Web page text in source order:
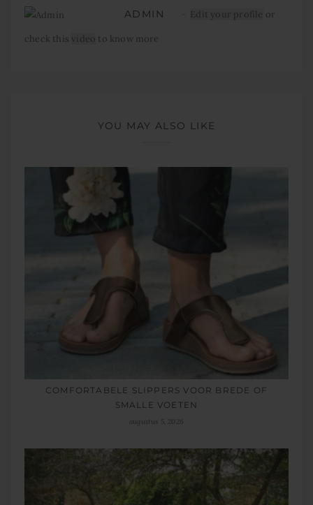
ADMIN Edit your profile or
check this video to know more
YOU MAY ALSO LIKE
COMFORTABELE SLIPPERS VOOR BREDE OF
SMALLE VOETEN
augustus 5, 2026